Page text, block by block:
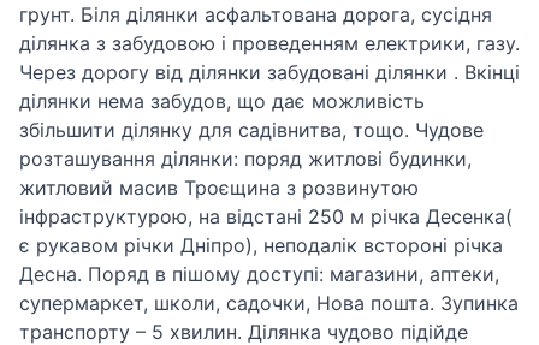
грунт. Біля ділянки асфальтована дорога, сусідня
ділянка з забудовою і проведенням електрики, газу.
Через дорогу від ділянки забудовані ділянки . Вкінці
ділянки нема забудов, що дає можливість
збільшити ділянку для садівнитва, тощо. Чудове
розташування ділянки: поряд житлові будинки,
житловий масив Троєщина з розвинутою
інфраструктурою, на відстані 250 м річка Десенка(
є рукавом річки Дніпро), неподалік встороні річка
Десна. Поряд в пішому доступі: магазини, аптеки,
супермаркет, школи, садочки, Нова пошта. Зупинка
транспорту – 5 хвилин. Ділянка чудово підійде